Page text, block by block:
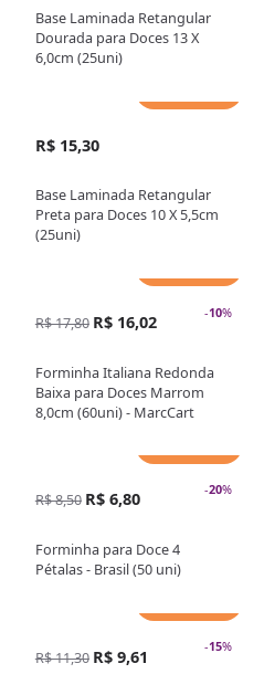
Base Laminada Retangular
Dourada para Doces 13 X
6,0cm (25uni)
R$ 15,30
Base Laminada Retangular
Preta para Doces 10 X 5,5cm
(25uni)
-10%
R$ 17,80 R$ 16,02
Forminha Italiana Redonda
Baixa para Doces Marrom
8,0cm (60uni) - MarcCart
-20%
R$ 8,50 R$ 6,80
Forminha para Doce 4
Pétalas - Brasil (50 uni)
-15%
R$ 11,30 R$ 9,61